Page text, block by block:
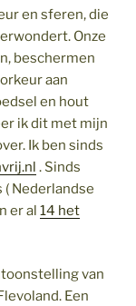
en sferen, die
Onze
beschermen
aan
en hout
ik dit met mijn
Ik ben sinds
. Sinds
Nederlandse
er al 14 het
van
Een